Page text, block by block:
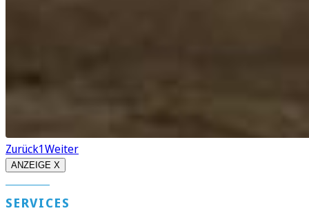
Zurück1Weiter
ANZEIGE X
SERVICES